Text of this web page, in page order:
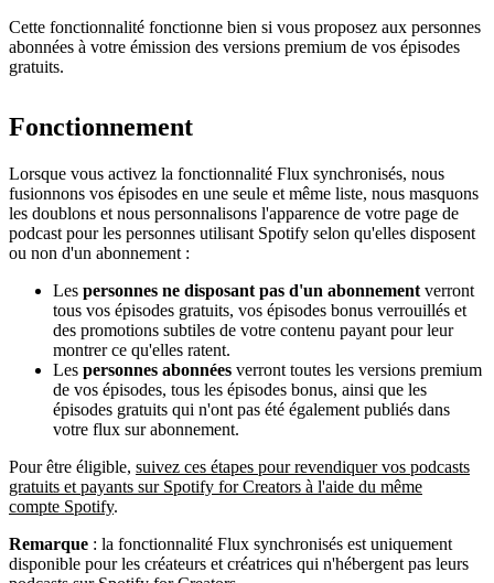
Cette fonctionnalité fonctionne bien si vous proposez aux personnes
abonnées à votre émission des versions premium de vos épisodes
gratuits.
Fonctionnement
Lorsque vous activez la fonctionnalité Flux synchronisés, nous
fusionnons vos épisodes en une seule et même liste, nous masquons
les doublons et nous personnalisons l'apparence de votre page de
podcast pour les personnes utilisant Spotify selon qu'elles disposent
ou non d'un abonnement :
Les personnes ne disposant pas d'un abonnement verront
tous vos épisodes gratuits, vos épisodes bonus verrouillés et
des promotions subtiles de votre contenu payant pour leur
montrer ce qu'elles ratent.
Les personnes abonnées verront toutes les versions premium
de vos épisodes, tous les épisodes bonus, ainsi que les
épisodes gratuits qui n'ont pas été également publiés dans
votre flux sur abonnement.
Pour être éligible, suivez ces étapes pour revendiquer vos podcasts
gratuits et payants sur Spotify for Creators à l'aide du même
compte Spotify.
Remarque : la fonctionnalité Flux synchronisés est uniquement
disponible pour les créateurs et créatrices qui n'hébergent pas leurs